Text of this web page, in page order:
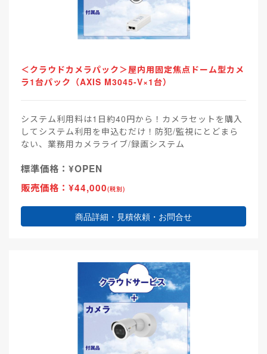
＜クラウドカメラパック＞屋内用固定焦点ドーム型カメ
ラ1台パック（AXIS M3045-V×1台）
システム利用料は1日約40円から！カメラセットを購入
してシステム利用を申込むだけ！防犯/監視にとどまら
ない、業務用カメラライブ/録画システム
標準価格：¥OPEN
販売価格：¥44,000(税別)
商品詳細・見積依頼・お問合せ